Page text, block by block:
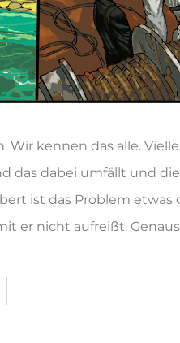
kennen das alle.
das dabei umfällt und
ist das Problem etwas
er nicht aufreißt.